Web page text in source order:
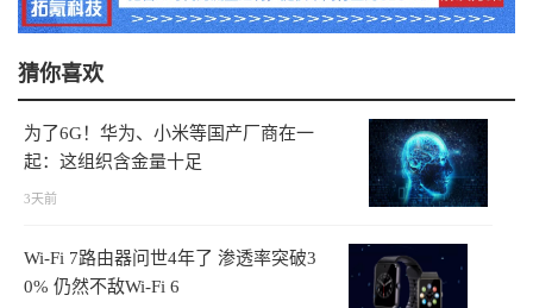
猜你喜欢
为了6G！华为、小米等国产厂商在一
起：这组织含金量十足
3天前
Wi-Fi 7路由器问世4年了 渗透率突破3
0% 仍然不敌Wi-Fi 6